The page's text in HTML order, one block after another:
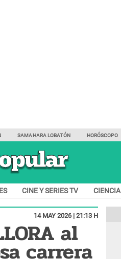
SAMAHARA LOBATÓN HORÓSCOPO
CINE Y SERIES TV CIENCIA
14 MAY 2026 | 21:13 H
al
carrera